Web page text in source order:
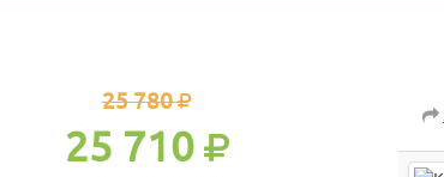
25 780
25 710